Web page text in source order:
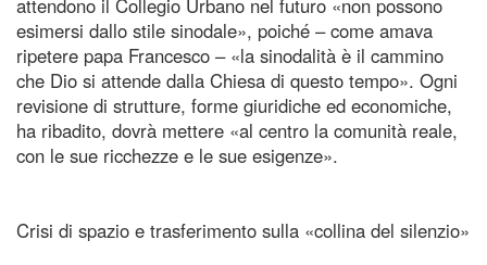
attendono il Collegio Urbano nel futuro «non possono
esimersi dallo stile sinodale», poiché – come amava
ripetere papa Francesco – «la sinodalità è il cammino
che Dio si attende dalla Chiesa di questo tempo». Ogni
revisione di strutture, forme giuridiche ed economiche,
ha ribadito, dovrà mettere «al centro la comunità reale,
con le sue ricchezze e le sue esigenze».
Crisi di spazio e trasferimento sulla «collina del silenzio»